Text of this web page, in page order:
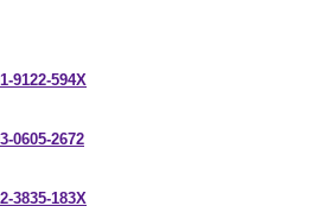
9122-594X
0605-2672
3835-183X